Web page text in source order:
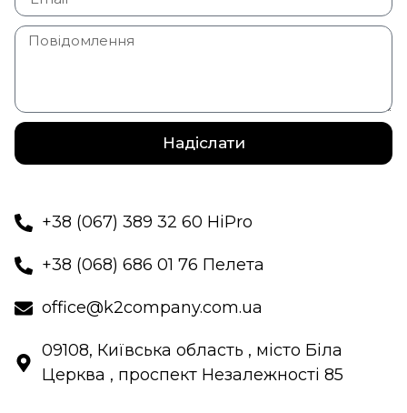
Надіслати
+38 (067) 389 32 60 HiPro
+38 (068) 686 01 76 Пелета
office@k2company.com.ua
09108, Київська область , місто Біла
Церква , проспект Незалежності 85